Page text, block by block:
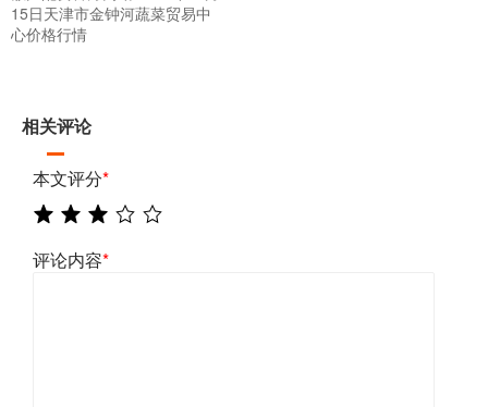
15日天津市金钟河蔬菜贸易中
心价格行情
相关评论
本文评分*
评论内容*